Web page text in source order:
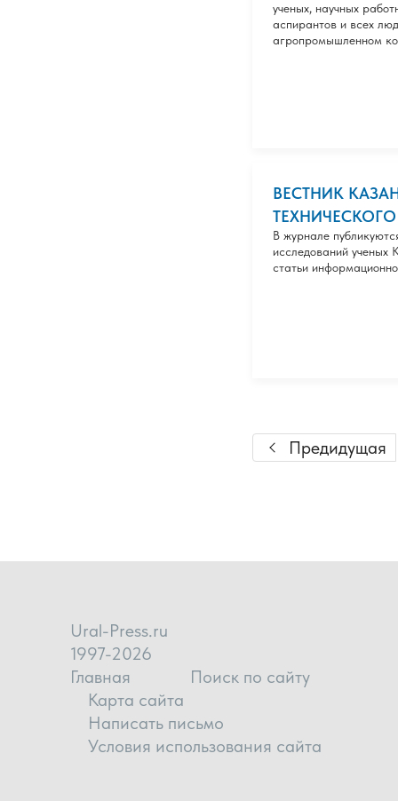
ученых, научных
аспирантов и всех
агропромышленном
ВЕСТНИК
В журнале
исследований
статьи
Предидущая
Ural-Press.ru
1997-2026
Главная
Поиск по сайту
Карта сайта
Написать письмо
Условия использования сайта